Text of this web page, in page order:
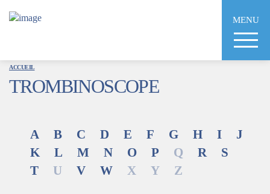
MENU
ACCUEIL
TROMBINOSCOPE
A B C D E F G H I
J
K
L M N O P Q R
S
T
U V W X Y Z